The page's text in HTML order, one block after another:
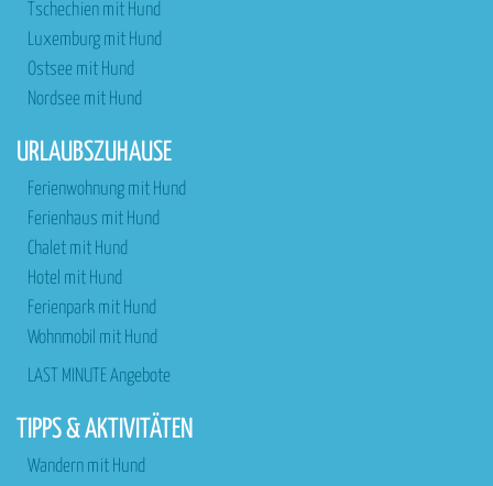
Tschechien mit Hund
Luxemburg mit Hund
Ostsee mit Hund
Nordsee mit Hund
URLAUBSZUHAUSE
Ferienwohnung mit Hund
Ferienhaus mit Hund
Chalet mit Hund
Hotel mit Hund
Ferienpark mit Hund
Wohnmobil mit Hund
LAST MINUTE Angebote
TIPPS & AKTIVITÄTEN
Wandern mit Hund